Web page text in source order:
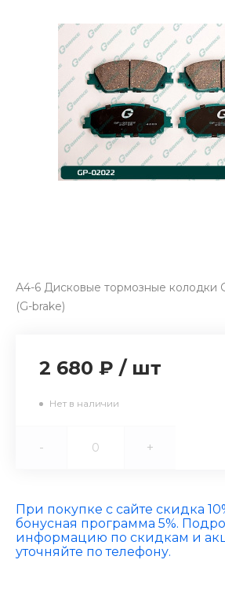
А4-6 Дисковые тормозные колодки
(G-brake)
2 680 ₽ / шт
Нет в наличии
- +
При покупке с сайте скидка
бонусная программа 5%.
информацию по скидкам и
уточняйте по телефону.